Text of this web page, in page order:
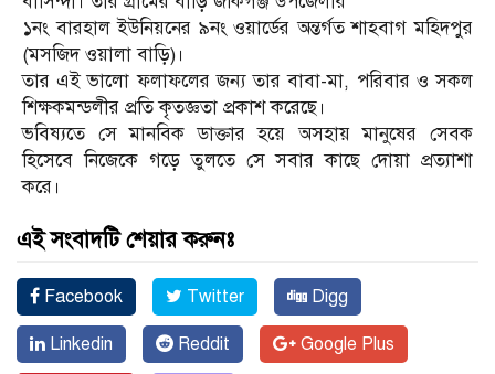
১নং বারহাল ইউনিয়নের ৯নং ওয়ার্ডের অন্তর্গত শাহবাগ মহিদপুর
(মসজিদ ওয়ালা বাড়ি)।
তার এই ভালো ফলাফলের জন্য তার বাবা-মা, পরিবার ও সকল
শিক্ষকমন্ডলীর প্রতি কৃতজ্ঞতা প্রকাশ করেছে।
ভবিষ্যতে সে মানবিক ডাক্তার হয়ে অসহায় মানুষের সেবক
হিসেবে নিজেকে গড়ে তুলতে সে সবার কাছে দোয়া প্রত্যাশা
করে।
এই সংবাদটি শেয়ার করুনঃ
Facebook Twitter Digg
Linkedin Reddit Google Plus